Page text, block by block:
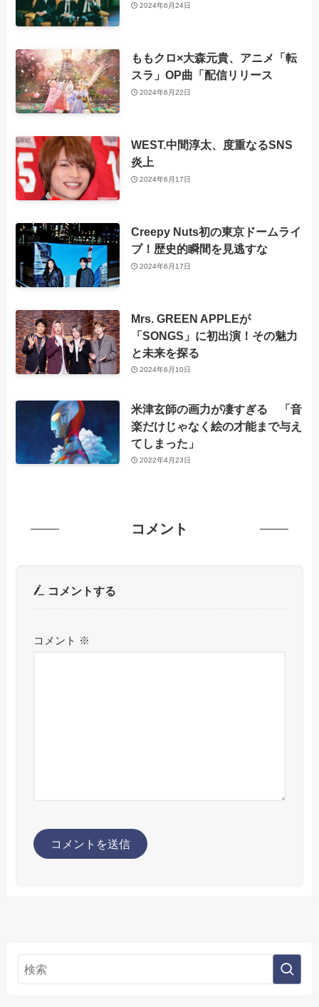
2024年6月24日
ももクロ×大森元貴、アニメ「転
スラ」OP曲「配信リリース
2024年6月22日
WEST.中間淳太、度重なるSNS
炎上
2024年6月17日
Creepy Nuts初の東京ドームライ
ブ！歴史的瞬間を見逃すな
2024年6月17日
Mrs. GREEN APPLEが
「SONGS」に初出演！その魅力
と未来を探る
2024年6月10日
米津玄師の画力が凄すぎる 「音
楽だけじゃなく絵の才能まで与え
てしまった」
2022年4月23日
コメント
コメントする
コメント ※